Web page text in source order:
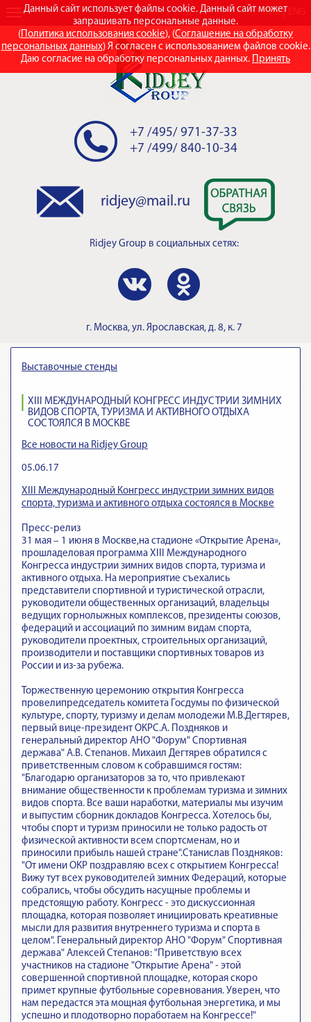
Данный сайт использует файлы cookie. Данный сайт может
запрашивать персональные данные.
(Политика использования cookie), (Соглашение на обработку
персональных данных) Я согласен с использованием файлов cookie.
Даю согласие на обработку персональных данных. Принять
RUS
+7 /495/ 971-37-33
+7 /499/ 840-10-34
ridjey@mail.ru
Ridjey Group в социальных сетях:
г. Москва, ул. Ярославская, д. 8, к. 7
Выставочные стенды
XIII МЕЖДУНАРОДНЫЙ КОНГРЕСС ИНДУСТРИИ ЗИМНИХ
ВИДОВ СПОРТА, ТУРИЗМА И АКТИВНОГО ОТДЫХА
СОСТОЯЛСЯ В МОСКВЕ
Все новости на Ridjey Group
05.06.17
XIII Международный Конгресс индустрии зимних видов
спорта, туризма и активного отдыха состоялся в Москве
Пресс-релиз
31 мая – 1 июня в Москве,на стадионе «Открытие Арена»,
прошладеловая программа XIII Международного
Конгресса индустрии зимних видов спорта, туризма и
активного отдыха. На мероприятие съехались
представители спортивной и туристической отрасли,
руководители общественных организаций, владельцы
ведущих горнолыжных комплексов, президенты союзов,
федераций и ассоциаций по зимним видам спорта,
руководители проектных, строительных организаций,
производители и поставщики спортивных товаров из
России и из-за рубежа.
Торжественную церемонию открытия Конгресса
провелипредседатель комитета Госдумы по физической
культуре, спорту, туризму и делам молодежи М.В.Дегтярев,
первый вице-президент ОКРС.А. Поздняков и
генеральный директор АНО "Форум" Спортивная
держава" А.В. Степанов. Михаил Дегтярев обратился с
приветственным словом к собравшимся гостям:
"Благодарю организаторов за то, что привлекают
внимание общественности к проблемам туризма и зимних
видов спорта. Все ваши наработки, материалы мы изучим
и выпустим сборник докладов Конгресса. Хотелось бы,
чтобы спорт и туризм приносили не только радость от
физической активности всем спортсменам, но и
приносили прибыль нашей стране".Станислав Поздняков:
"От имени ОКР поздравляю всех с открытием Конгресса!
Вижу тут всех руководителей зимних Федераций, которые
собрались, чтобы обсудить насущные проблемы и
предстоящую работу. Конгресс - это дискуссионная
площадка, которая позволяет инициировать креативные
мысли для развития внутреннего туризма и спорта в
целом". Генеральный директор АНО "Форум" Спортивная
держава" Алексей Степанов: "Приветствую всех
участников на стадионе "Открытие Арена" - этой
совершенной спортивной площадке, которая скоро
примет крупные футбольные соревнования. Уверен, что
нам передастся эта мощная футбольная энергетика, и мы
успешно и плодотворно поработаем на Конгрессе!"